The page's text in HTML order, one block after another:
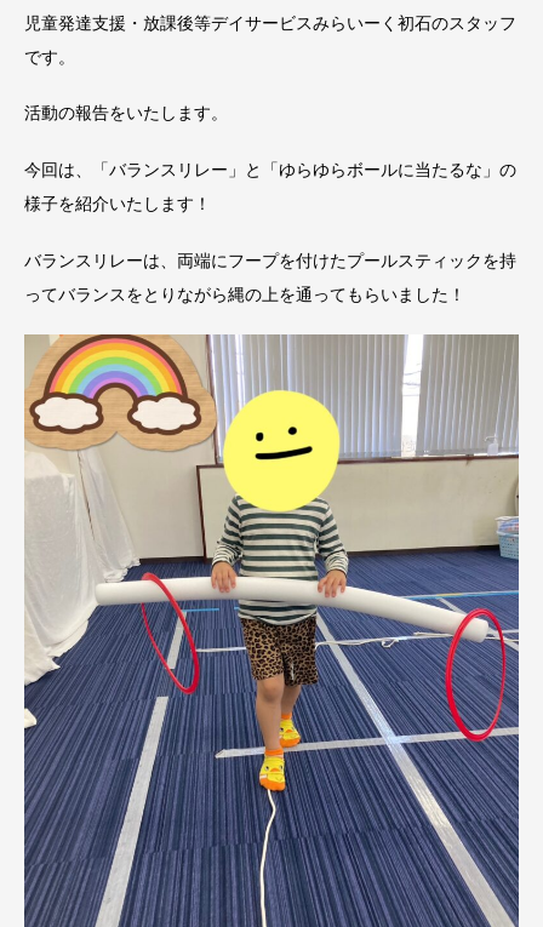
児童発達支援・放課後等デイサービスみらいーく初石のスタッフ
です。
活動の報告をいたします。
今回は、「バランスリレー」と「ゆらゆらボールに当たるな」の
様子を紹介いたします！
バランスリレーは、両端にフープを付けたプールスティックを持
ってバランスをとりながら縄の上を通ってもらいました！